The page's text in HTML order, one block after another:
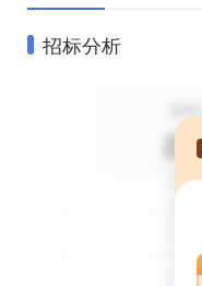
招标分析